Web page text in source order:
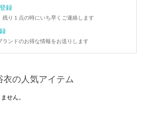
録
り１点の時にいち早くご連絡します
ランドのお得な情報をお送りします
衣の人気アイテム
せん。